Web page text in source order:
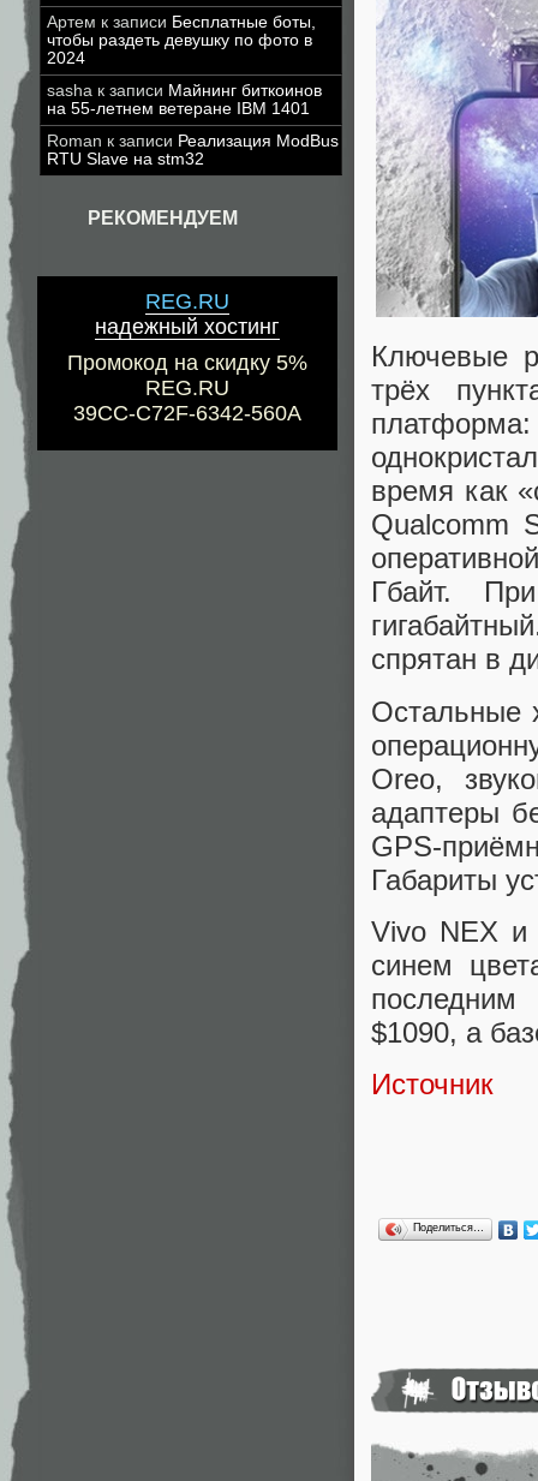
Артем к записи Бесплатные боты,
чтобы раздеть девушку по фото в
2024
sasha к записи Майнинг биткоинов
на 55-летнем ветеране IBM 1401
Roman к записи Реализация ModBus
RTU Slave на stm32
РЕКОМЕНДУЕМ
REG.RU
надежный хостинг
Промокод на скидку 5%
REG.RU
39CC-C72F-6342-560A
Ключевые
трёх
время как
Qualcomm
Гбайт.
спрятан в
Остальные
Oreo,
адаптеры
GPS-
Габариты
Vivo NEX и
синем
$1090, а
Источник
Поделиться…